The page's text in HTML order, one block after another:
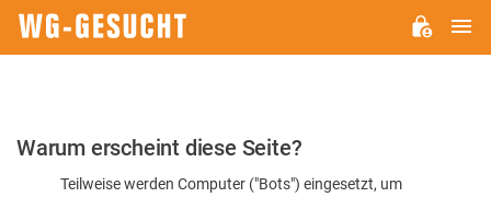
Bitte
Warum erscheint diese Seite?
Teilweise werden Computer ("Bots") eingesetzt, um